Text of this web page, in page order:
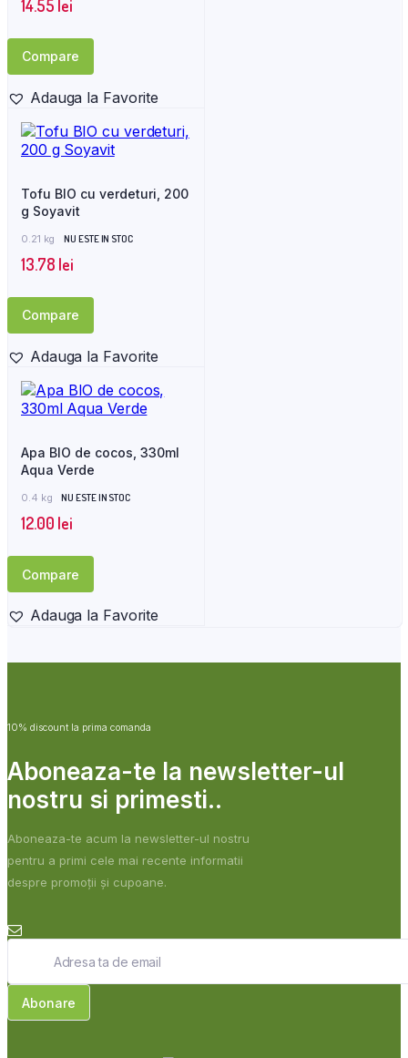
14.55 lei
Compare
Adauga la Favorite
Tofu BIO cu verdeturi, 200
g Soyavit
0.21 kg NU ESTE IN STOC
13.78 lei
Compare
Adauga la Favorite
Apa BIO de cocos, 330ml
Aqua Verde
0.4 kg NU ESTE IN STOC
12.00 lei
Compare
Adauga la Favorite
10% discount la prima comanda
Aboneaza-te la newsletter-ul
nostru si primesti..
Aboneaza-te acum la newsletter-ul nostru
pentru a primi cele mai recente informatii
despre promoții și cupoane.